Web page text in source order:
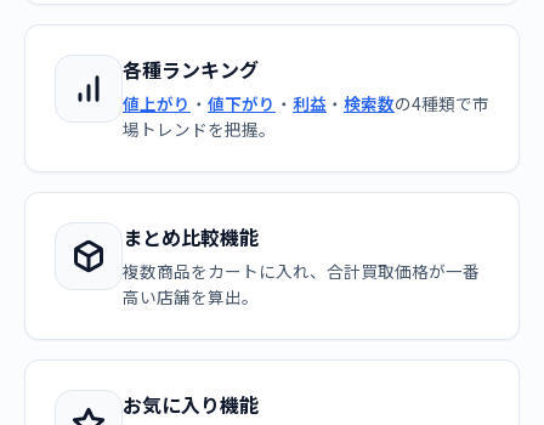
各種ランキング
値上がり ・ 値下がり ・ 利益 ・ 検索数の4種類で市
場トレンドを把握。
まとめ比較機能
複数商品をカートに入れ、合計買取価格が一番
高い店舗を算出。
お気に入り機能